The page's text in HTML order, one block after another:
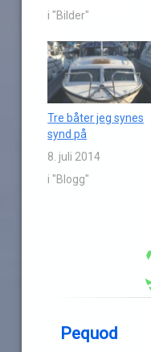
i "Bilder"
Tre båter jeg synes
synd på
8. juli 2014
i "Blogg"
Pequod